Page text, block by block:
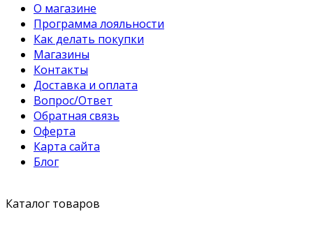
О магазине
Программа лояльности
Как делать покупки
Магазины
Контакты
Доставка и оплата
Вопрос/Ответ
Обратная связь
Оферта
Карта сайта
Блог
Каталог товаров